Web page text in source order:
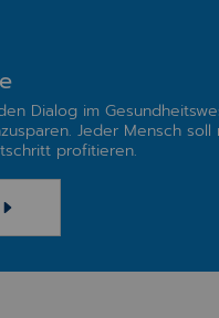
Dialog im
Jeder Mensch soll
profitieren.